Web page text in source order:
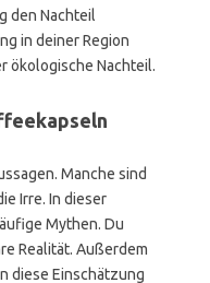
den Nachteil
in deiner Region
ökologische Nachteil.
Manche sind
Irre. In dieser
Mythen. Du
Realität. Außerdem
diese Einschätzung